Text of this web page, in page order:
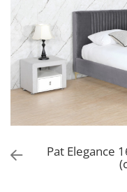
Pat Elegance